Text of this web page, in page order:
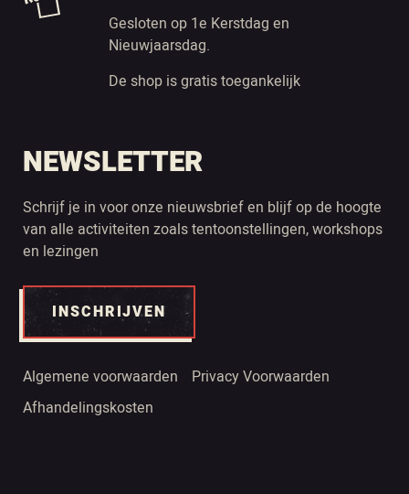
Gesloten op 1e Kerstdag en
Nieuwjaarsdag.
De shop is gratis toegankelijk
NEWSLETTER
Schrijf je in voor onze nieuwsbrief en blijf op de hoogte
van alle activiteiten zoals tentoonstellingen, workshops
en lezingen
INSCHRIJVEN
Algemene voorwaarden
Privacy Voorwaarden
Afhandelingskosten